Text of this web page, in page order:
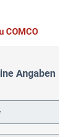
COMCO
Angaben